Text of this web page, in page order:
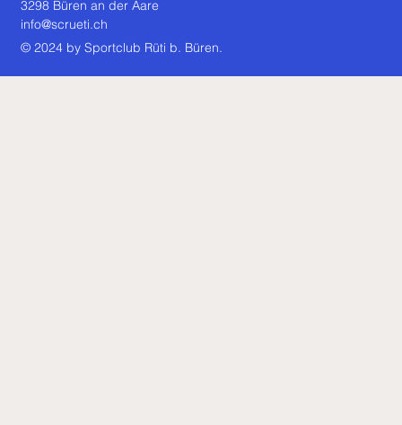
3298 Büren an der Aare
info@scrueti.ch
© 2024 by Sportclub Rüti b. Büren.